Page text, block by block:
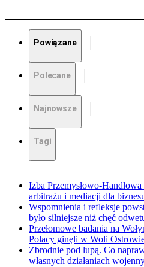
Powiązane
Polecane
Najnowsze
Tagi
Izba Przemysłowo-
arbitrażu i mediacji dla
Wspomnienia i refleksje
było silniejsze niż chęć
Przełomowe badania na
Polacy ginęli w Woli
Zbrodnie pod lupą. Co
własnych działaniach